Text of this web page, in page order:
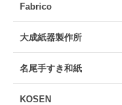
Fabrico
大成紙器製作所
名尾手すき和紙
KOSEN